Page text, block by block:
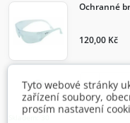
visibilityRychlý náhled
Ochranné
120,00 Kč

Skladem: 30
Tyto webové stránky
zařízení soubory,
prosím nastavení